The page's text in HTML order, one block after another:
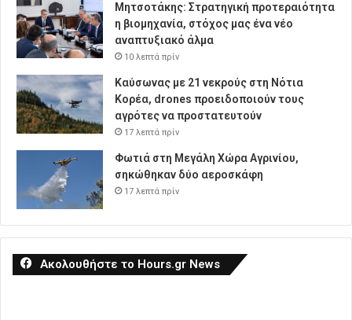
Μητσοτάκης: Στρατηγική προτεραιότητα
η βιομηχανία, στόχος μας ένα νέο
αναπτυξιακό άλμα
10 λεπτά πρίν
Καύσωνας με 21 νεκρούς στη Νότια
Κορέα, drones προειδοποιούν τους
αγρότες να προστατευτούν
17 λεπτά πρίν
Φωτιά στη Μεγάλη Χώρα Αγρινίου,
σηκώθηκαν δύο αεροσκάφη
17 λεπτά πρίν
Ακολουθήστε το Hours.gr News